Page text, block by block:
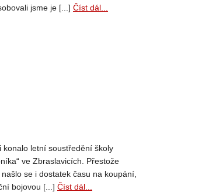
jsme je [...] Číst dál...
konalo letní soustředění školy
ve Zbraslavicích. Přestože
se i dostatek času na koupání,
bojovou [...] Číst dál...